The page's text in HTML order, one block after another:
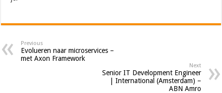
Previous
Evolueren naar microservices –
met Axon Framework
Next
Senior IT Development Engineer
| International (Amsterdam) –
ABN Amro